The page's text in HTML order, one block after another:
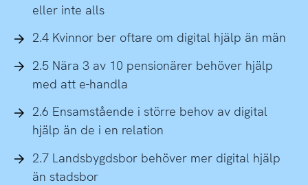
eller inte alls
2.4 Kvinnor ber oftare om digital hjälp än män
2.5 Nära 3 av 10 pensionärer behöver hjälp
med att e-handla
2.6 Ensamstående i större behov av digital
hjälp än de i en relation
2.7 Landsbygdsbor behöver mer digital hjälp
än stadsbor